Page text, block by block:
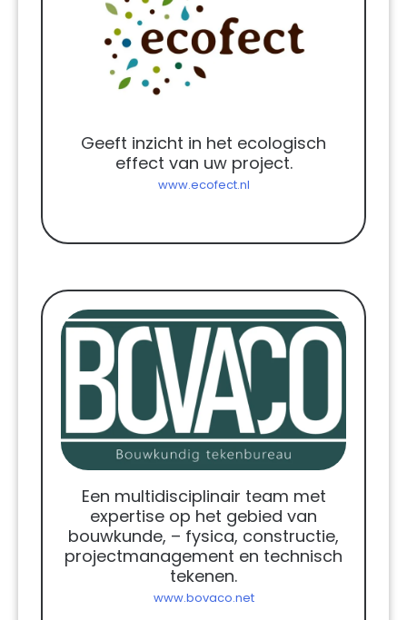
Geeft inzicht in het ecologisch
effect van uw project.
www.ecofect.nl
Een multidisciplinair team met
expertise op het gebied van
bouwkunde, – fysica, constructie,
projectmanagement en technisch
tekenen.
www.bovaco.net